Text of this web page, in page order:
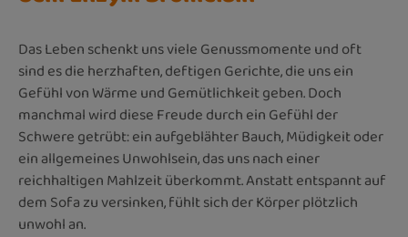
Das Leben schenkt uns viele Genussmomente und oft
sind es die herzhaften, deftigen Gerichte, die uns ein
Gefühl von Wärme und Gemütlichkeit geben. Doch
manchmal wird diese Freude durch ein Gefühl der
Schwere getrübt: ein aufgeblähter Bauch, Müdigkeit oder
ein allgemeines Unwohlsein, das uns nach einer
reichhaltigen Mahlzeit überkommt. Anstatt entspannt auf
dem Sofa zu versinken, fühlt sich der Körper plötzlich
unwohl an.